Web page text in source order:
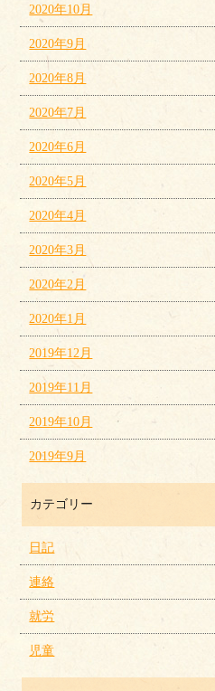
2020年10月
2020年9月
2020年8月
2020年7月
2020年6月
2020年5月
2020年4月
2020年3月
2020年2月
2020年1月
2019年12月
2019年11月
2019年10月
2019年9月
カテゴリー
日記
連絡
就労
児童